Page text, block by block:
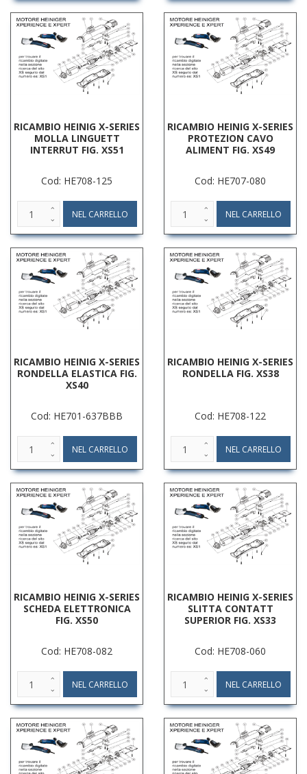
RICAMBIO HEINIG X-SERIES
MOLLA LINGUETT
INTERRUT FIG. XS51
Cod: HE708-125
RICAMBIO HEINIG X-SERIES
PROTEZION CAVO
ALIMENT FIG. XS49
Cod: HE707-080
RICAMBIO HEINIG X-SERIES
RONDELLA ELASTICA FIG.
XS40
Cod: HE701-637BBB
RICAMBIO HEINIG X-SERIES
RONDELLA FIG. XS38
Cod: HE708-122
RICAMBIO HEINIG X-SERIES
SCHEDA ELETTRONICA
FIG. XS50
Cod: HE708-082
RICAMBIO HEINIG X-SERIES
SLITTA CONTATT
SUPERIOR FIG. XS33
Cod: HE708-060